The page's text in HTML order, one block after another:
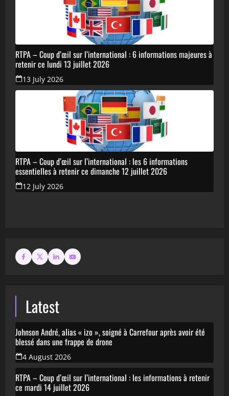
RTPA – Coup d’œil sur l’international : 6 informations majeures à
retenir ce lundi 13 juillet 2026
13 July 2026
RTPA – Coup d’œil sur l’international : les 6 informations
essentielles à retenir ce dimanche 12 juillet 2026
12 July 2026
Latest
Johnson André, alias « izo », soigné à Carrefour après avoir été
blessé dans une frappe de drone
4 August 2026
RTPA – Coup d’œil sur l’international : les informations à retenir
ce mardi 14 juillet 2026